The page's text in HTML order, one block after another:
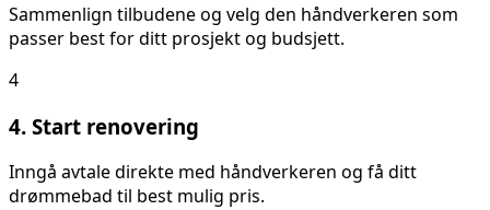
Sammenlign tilbudene og velg den håndverkeren som
passer best for ditt prosjekt og budsjett.
4
4. Start renovering
Inngå avtale direkte med håndverkeren og få ditt
drømmebad til best mulig pris.